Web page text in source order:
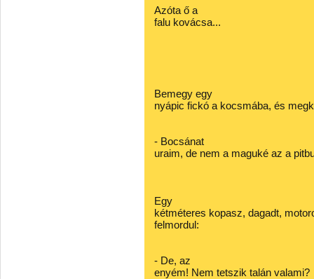
Azóta ő a
falu kovácsa...
Bemegy egy
nyápic fickó a kocsmába, és
- Bocsánat
uraim, de nem a maguké az a
Egy
kétméteres kopasz, dagadt,
felmordul:
- De, az
enyém! Nem tetszik talán valami?